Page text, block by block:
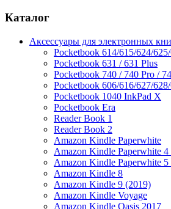
Каталог
Аксессуары для электронных
Pocketbook 614/615/624/
Pocketbook 631 / 631 Plus
Pocketbook 740 / 740 Pro /
Pocketbook 606/616/627/
Pocketbook 1040 InkPad X
Pocketbook Era
Reader Book 1
Reader Book 2
Amazon Kindle Paperwhite
Amazon Kindle Paperwhite 4
Amazon Kindle Paperwhite 5
Amazon Kindle 8
Amazon Kindle 9 (2019)
Amazon Kindle Voyage
Amazon Kindle Oasis 2017